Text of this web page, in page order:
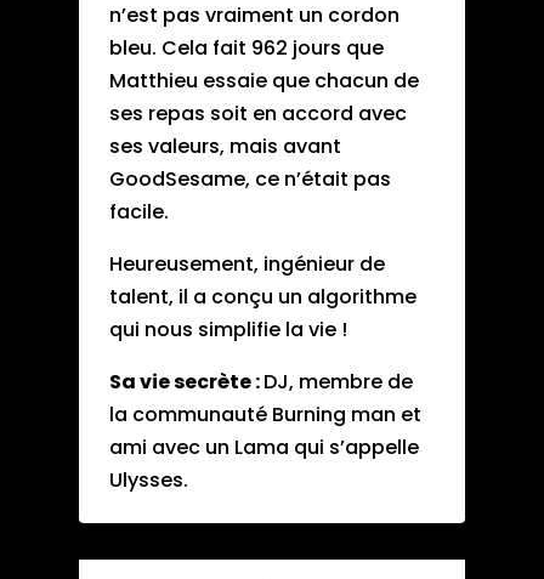
n’est pas vraiment un cordon
bleu. Cela fait 962 jours que
Matthieu essaie que chacun de
ses repas soit en accord avec
ses valeurs, mais avant
GoodSesame, ce n’était pas
facile.
Heureusement, ingénieur de
talent, il a conçu un algorithme
qui nous simplifie la vie !
Sa vie secrète :DJ, membre de
la communauté Burning man et
ami avec un Lama qui s’appelle
Ulysses.